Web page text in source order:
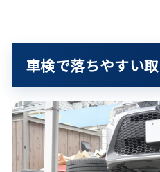
車検で落ちやすい